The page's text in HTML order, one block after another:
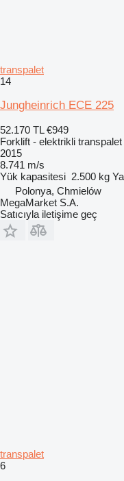
transpalet
14
Jungheinrich ECE 225
52.170 TL €949
Forklift - elektrikli transpalet
2015
8.741 m/s
Yük kapasitesi 2.500 kg
Polonya, Chmielów
MegaMarket S.A.
Satıcıyla iletişime geç
transpalet
6